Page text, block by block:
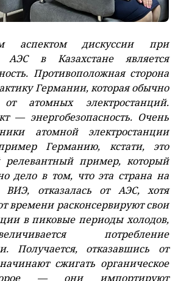
аспектом дискуссии при
АЭС в Казахстане является
Противоположная сторона
Германии, которая обычно
от атомных электростанций.
— энергобезопасность. Очень
атомной электростанции
Германию, кстати, это
релевантный пример, который
дело в том, что эта страна на
ВИЭ, отказалась от АЭС, хотя
времени расконсервируют свои
в пиковые периоды холодов,
потребление
Получается, отказавшись от
сжигать органическое
— они импортируют